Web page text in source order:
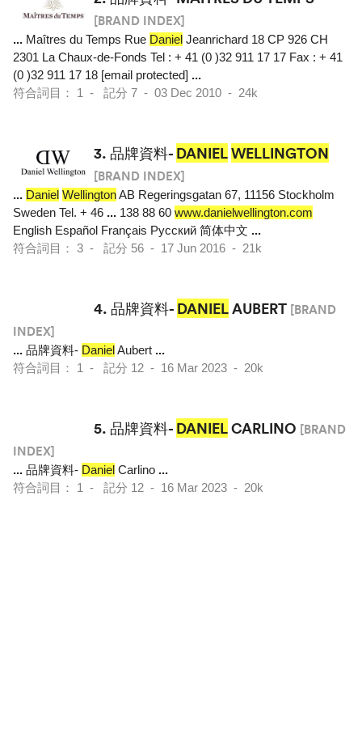
[BRAND INDEX]
... Maîtres du Temps Rue Daniel Jeanrichard 18 CP 926 CH
2301 La Chaux-de-Fonds Tel : + 41 (0 )32 911 17 17 Fax : + 41
(0 )32 911 17 18 [email protected] ...
符合詞目： 1 - 記分 7 - 03 Dec 2010 - 24k
3. 品牌資料- DANIELWELLINGTON
[BRAND INDEX]
... Daniel WellingtonAB Regeringsgatan 67, 11156 Stockholm
Sweden Tel. + 46 ... 138 88 60 www.danielwellington.com
English Español Français Pусский 简体中文 ...
符合詞目： 3 - 記分 56 - 17 Jun 2016 - 21k
4. 品牌資料- DANIELAUBERT [BRAND
INDEX]
... 品牌資料- DanielAubert ...
符合詞目： 1 - 記分 12 - 16 Mar 2023 - 20k
5. 品牌資料- DANIELCARLINO [BRAND
INDEX]
... 品牌資料- Daniel Carlino ...
符合詞目： 1 - 記分 12 - 16 Mar 2023 - 20k